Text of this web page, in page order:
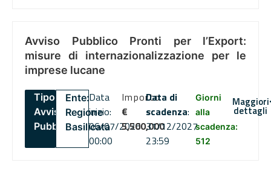
Avviso Pubblico Pronti per l’Export:
misure di internazionalizzazione per le
imprese lucane
Tipo:
Avviso
Pubblico
Ente:
Regione
Basilicata
Data
inizio:
06/07/2026
00:00
Importo
€
5,500,000
Data di
scadenza:
31/12/2027
23:59
Giorni
alla
scadenza:
512
Maggiori
dettagli